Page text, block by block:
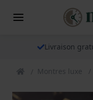
Livraison
Montres luxe